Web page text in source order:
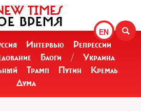
EN
TIMES
ВРЕМЯ
Интервью
Репрессии
Блоги /
Украина
Трамп Путин
Кремль
Дума